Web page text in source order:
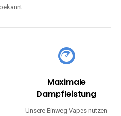
bekannt.
Maximale
Dampfleistung
Unsere Einweg Vapes nutzen